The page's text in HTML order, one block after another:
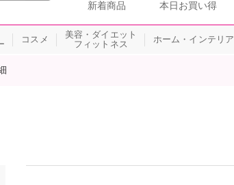
新着商品 本日お買い得
コスメ
美容・ダイエット
フィットネス
ホーム・インテリア